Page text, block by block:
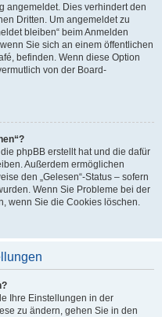
angemeldet. Dies verhindert den
Dritten. Um angemeldet zu
bleiben“ beim Anmelden
Sie sich an einem öffentlichen
befinden. Wenn diese Option
von der Board-
phpBB erstellt hat und die dafür
Außerdem ermöglichen
den „Gelesen“-Status – sofern
Wenn Sie Probleme bei der
wenn Sie die Cookies löschen.
Ihre Einstellungen in der
zu ändern, gehen Sie in den